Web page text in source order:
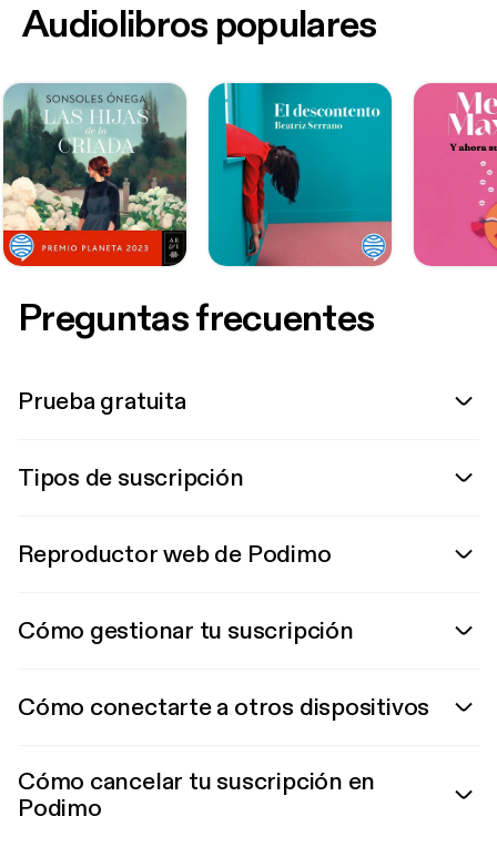
Audiolibros populares
Preguntas frecuentes
Prueba gratuita
Tipos de suscripción
Reproductor web de Podimo
Cómo gestionar tu suscripción
Cómo conectarte a otros dispositivos
Cómo cancelar tu suscripción en
Podimo